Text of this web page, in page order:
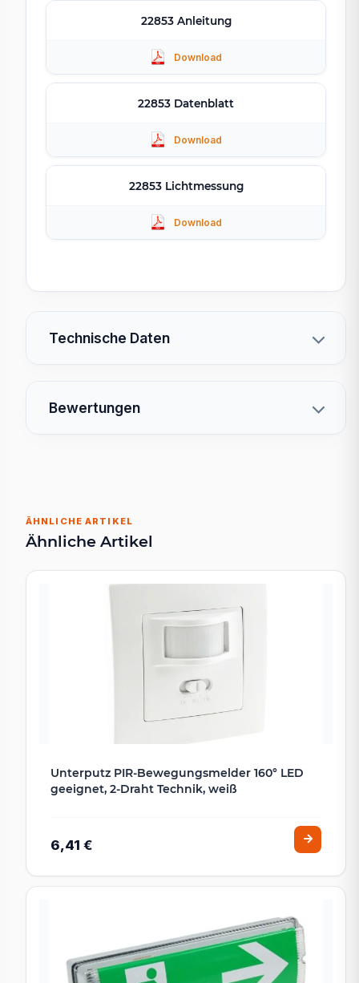
22853 Anleitung
22853 Datenblatt
22853 Lichtmessung
Technische Daten
Bewertungen
ÄHNLICHE ARTIKEL
Ähnliche Artikel
Unterputz PIR-Bewegungsmelder 160° LED
geeignet, 2-Draht Technik, weiß
6,41 €